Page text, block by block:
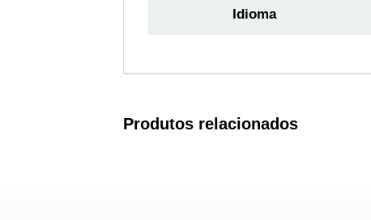
Idioma
Produtos relacionados